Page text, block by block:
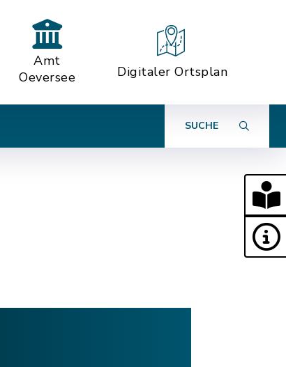
Amt
Oeversee
Digitaler Ortsplan
SUCHE